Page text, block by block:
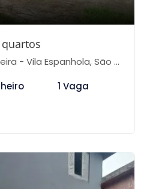
quartos
Espanhola, São Paulo-SP
1 Vaga